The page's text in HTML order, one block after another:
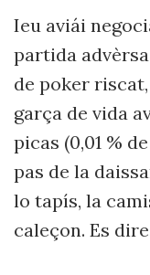
Ieu aviái
partida
de poker
garça de vida
picas (0,01 %
pas de la
lo tapís, la
caleçon. Es